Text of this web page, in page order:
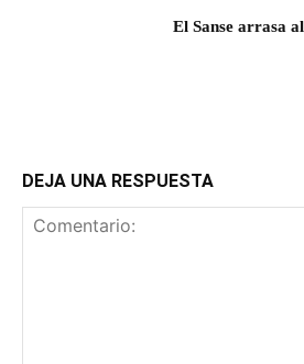
El Sanse arrasa
DEJA UNA RESPUESTA